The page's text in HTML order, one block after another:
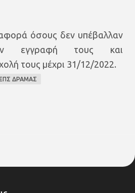
αφορά όσους δεν υπέβαλλαν
εγγραφή τους και
τους μέχρι 31/12/2022.
ΔΡΑΜΑΣ